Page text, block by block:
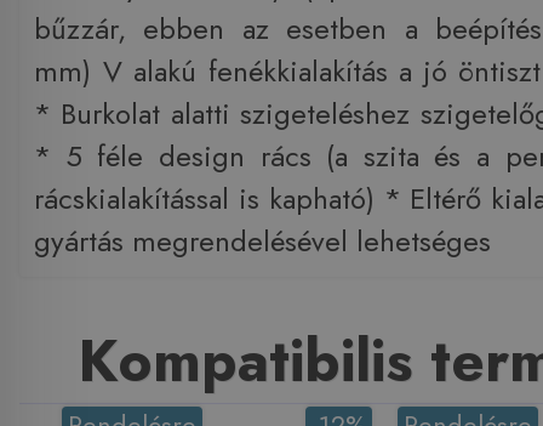
bűzzár, ebben az esetben a
mm) V alakú fenékkialakítás a jó
* Burkolat alatti szigeteléshez
* 5 féle design rács (a szita és a
rácskialakítással is kapható) * Eltérő
gyártás megrendelésével lehetséges
Kompatibilis